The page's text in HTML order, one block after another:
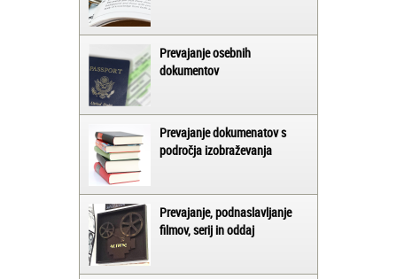
Prevajanje osebnih
dokumentov
Prevajanje dokumenatov s
področja izobraževanja
Prevajanje, podnaslavljanje
filmov, serij in oddaj